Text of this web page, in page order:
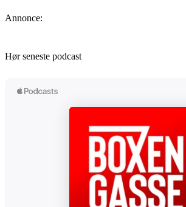
Annonce:
Hør seneste podcast